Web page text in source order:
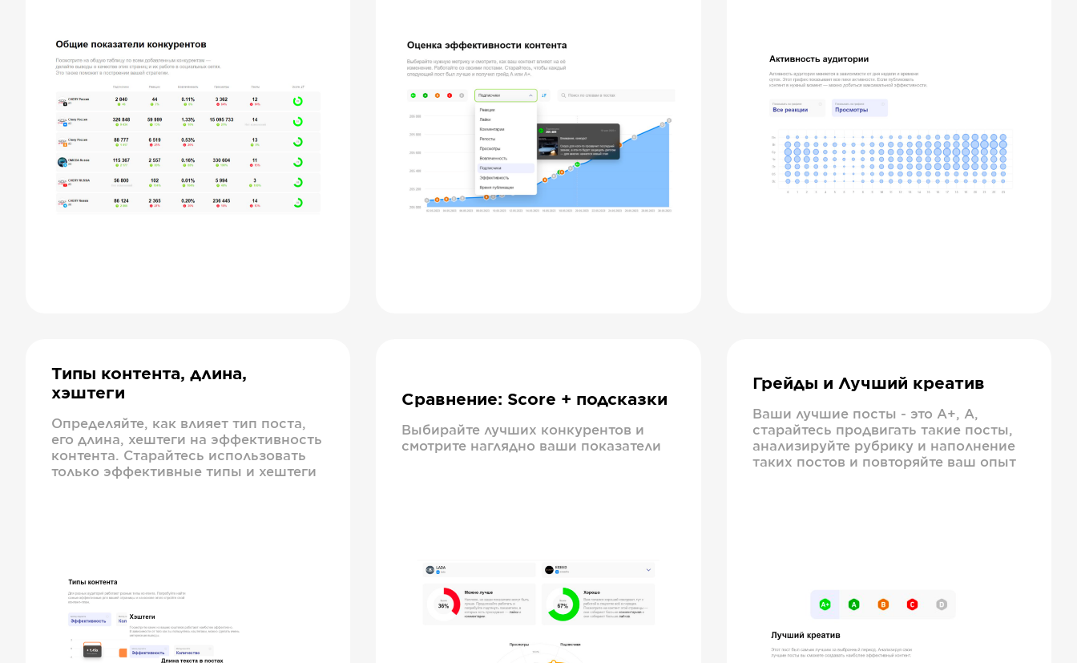
Типы контента, длина,
хэштеги
Определяйте, как влияет тип поста,
его длина, хештеги на эффективность
контента. Старайтесь использовать
только эффективные типы и хештеги
Сравнение: Score + подсказки
Выбирайте лучших конкурентов и
смотрите наглядно ваши показатели
Грейды и Лучший креатив
Ваши лучшие посты - это А+, А,
старайтесь продвигать такие посты,
анализируйте рубрику и наполнение
таких постов и повторяйте ваш опыт